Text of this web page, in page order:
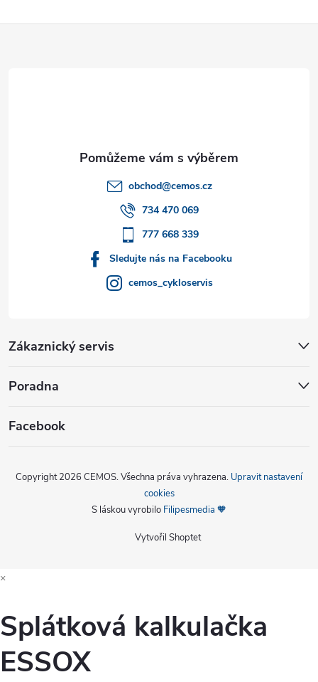
obchod@cemos.cz
734 470 069
777 668 339
Sledujte nás na Facebooku
cemos_cykloservis
Zákaznický servis
Poradna
Facebook
Vytvořil Shoptet
Copyright 2026 CEMOS. Všechna práva vyhrazena. Upravit nastavení
cookies
S láskou vyrobilo Filipesmedia 🧡
×
Splátková kalkulačka
ESSOX